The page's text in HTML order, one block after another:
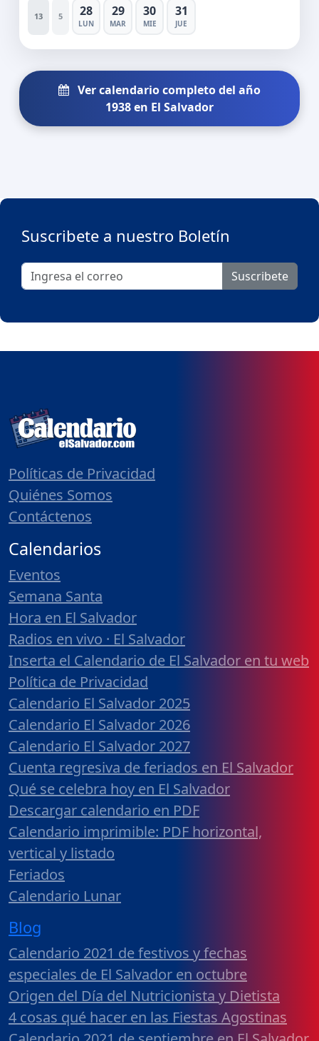
13 5 28
LUN
29
MAR
30
MIE
31
JUE
Ver calendario completo del año
1938 en El Salvador
Suscribete a nuestro Boletín
Suscribete
Políticas de Privacidad
Quiénes Somos
Contáctenos
Calendarios
Eventos
Semana Santa
Hora en El Salvador
Radios en vivo · El Salvador
Inserta el Calendario de El Salvador en tu web
Política de Privacidad
Calendario El Salvador 2025
Calendario El Salvador 2026
Calendario El Salvador 2027
Cuenta regresiva de feriados en El Salvador
Qué se celebra hoy en El Salvador
Descargar calendario en PDF
Calendario imprimible: PDF horizontal,
vertical y listado
Feriados
Calendario Lunar
Blog
Calendario 2021 de festivos y fechas
especiales de El Salvador en octubre
Origen del Día del Nutricionista y Dietista
4 cosas qué hacer en las Fiestas Agostinas